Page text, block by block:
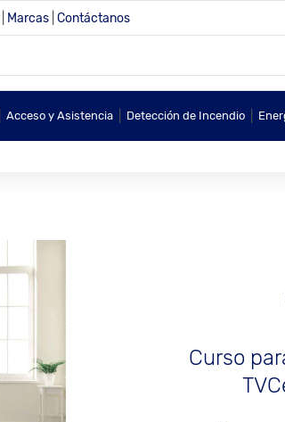
Marcas Contáctanos
Acceso y Asistencia Detección de Incendio
Curso